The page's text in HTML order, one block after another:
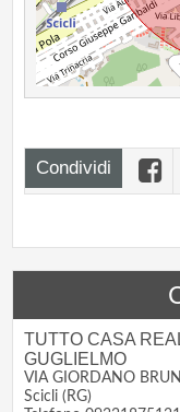
Condividi
TUTTO CASA
GUGLIELMO
VIA GIORDANO
Scicli (RG)